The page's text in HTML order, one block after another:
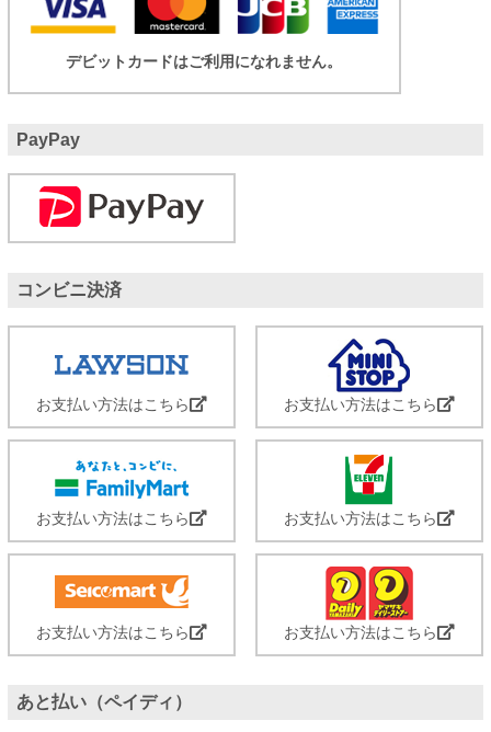
デビットカードはご利用になれません。
PayPay
コンビニ決済
お支払い方法はこちら お支払い方法はこちら
お支払い方法はこちら お支払い方法はこちら
お支払い方法はこちら お支払い方法はこちら
あと払い（ペイディ）